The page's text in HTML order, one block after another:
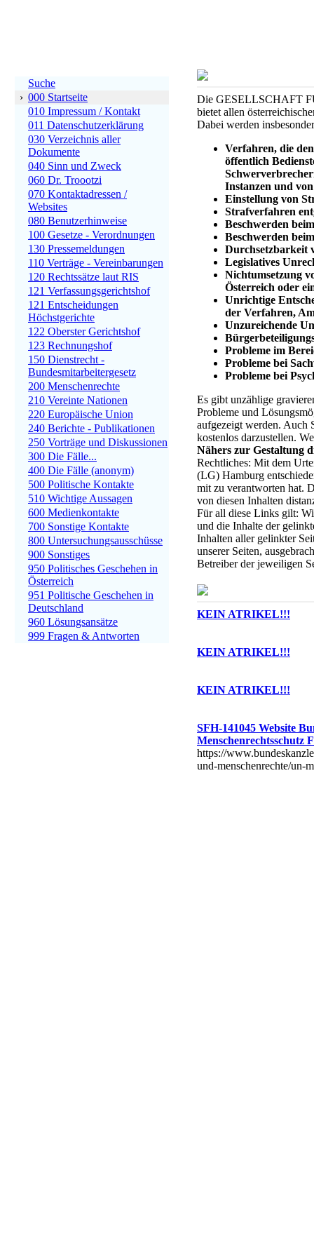
Suche
› 000 Startseite
010 Impressum / Kontakt
011 Datenschutzerklärung
030 Verzeichnis aller
Dokumente
040 Sinn und Zweck
060 Dr. Troootzi
070 Kontaktadressen /
Websites
080 Benutzerhinweise
100 Gesetze - Verordnungen
130 Pressemeldungen
110 Verträge - Vereinbarungen
120 Rechtssätze laut RIS
121 Verfassungsgerichtshof
121 Entscheidungen
Höchstgerichte
122 Oberster Gerichtshof
123 Rechnungshof
150 Dienstrecht -
Bundesmitarbeitergesetz
200 Menschenrechte
210 Vereinte Nationen
220 Europäische Union
240 Berichte - Publikationen
250 Vorträge und Diskussionen
300 Die Fälle...
400 Die Fälle (anonym)
500 Politische Kontakte
510 Wichtige Aussagen
600 Medienkontakte
700 Sonstige Kontakte
800 Untersuchungsausschüsse
900 Sonstiges
950 Politisches Geschehen in
Österreich
951 Politische Geschehen in
Deutschland
960 Lösungsansätze
999 Fragen & Antworten
Die GESELLSCHAFT
bietet allen
Dabei werden
Verfahren, die
öffentlich
Instanzen und
Einstellung von
Strafverfahren
Beschwerden
Beschwerden
Durchsetzbarkeit
Legislatives
Nichtumsetzung
Österreich oder
Unrichtige
der Verfahren,
Unzureichende
Probleme im
Probleme bei
Probleme bei
Es gibt unzählige
Probleme und
aufgezeigt werden. Auch
kostenlos darzustellen.
Nähers zur Gestaltung
Rechtliches: Mit dem
(LG) Hamburg
mit zu verantworten hat.
von diesen Inhalten
Für all diese Links gilt:
und die Inhalte der
Inhalten aller gelinkter
unserer Seiten,
Betreiber der jeweiligen
KEIN ATRIKEL!!!
KEIN ATRIKEL!!!
KEIN ATRIKEL!!!
SFH-141045 Website
Menschenrechtsschutz
https://
und-menschenrechte/un-